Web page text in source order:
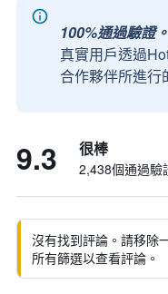
100%通過驗證。
真實用戶透過
合作夥伴所進行
9.3 很棒
2,438個通過驗
沒有找到評論。請移除
所有篩選以查看評論。